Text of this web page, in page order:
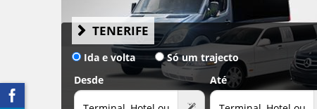
VER OS 25+ ESCRITÓRIOS DE ALUGUER EM TENERIFE
TENERIFE
Ida e volta
Só um trajecto
Desde
Até